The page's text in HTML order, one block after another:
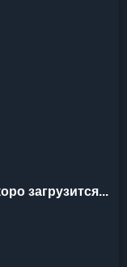
загрузится...